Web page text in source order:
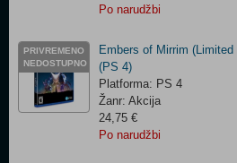
Po narudžbi
PRIVREMENO
NEDOSTUPNO
Embers of Mirrim
(PS 4)
Platforma: PS 4
Žanr: Akcija
24,75 €
Po narudžbi